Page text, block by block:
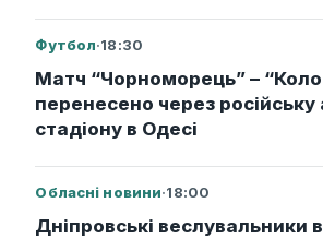
Футбол·18:30
Матч “Чорноморець” –
перенесено через російську
стадіону в Одесі
Обласні новини·18:00
Дніпровські веслувальники